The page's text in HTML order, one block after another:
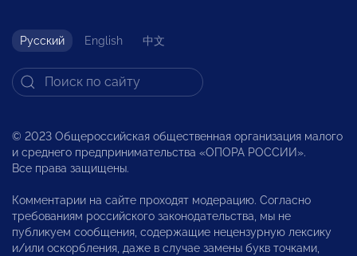
Русский English 中文
© 2023 Общероссийская общественная организация малого
и среднего предпринимательства «ОПОРА РОССИИ».
Все права защищены.
Комментарии на сайте проходят модерацию. Согласно
требованиям российского законодательства, мы не
публикуем сообщения, содержащие нецензурную лексику
и/или оскорбления, даже в случае замены букв точками,